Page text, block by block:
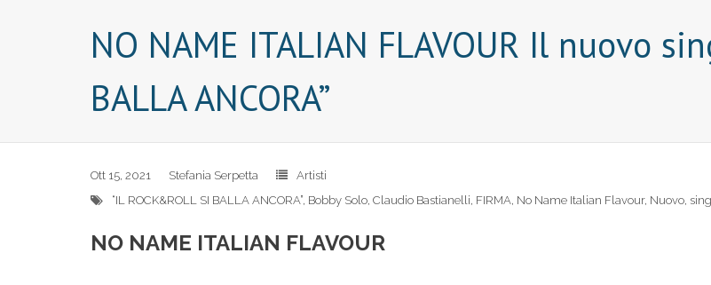
NO NAME ITALIAN FLAVOUR Il nuovo
BALLA ANCORA”
Ott 15, 2021 Stefania Serpetta
Artisti
“IL ROCK&ROLL SI BALLA ANCORA”, Bobby Solo, Claudio Bastianelli, FIRMA, No Name Italian Flavour, Nuovo,
NO NAME ITALIAN FLAVOUR